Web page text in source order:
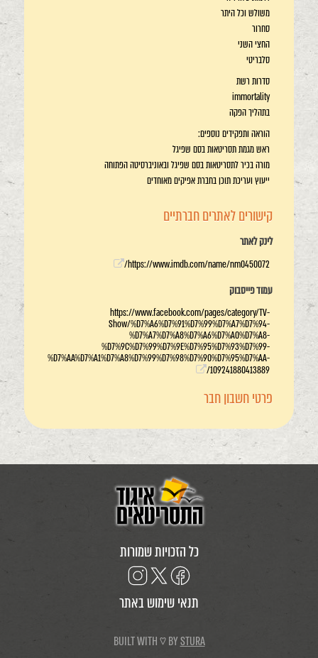
משולש וכל היתר
סחרור
החצי השני
סלבריטי
סדרות רשת
immortality
בתהליך הפקה
הוראה ותפקידים נוספים:
ראש מגמת תסריטאות בסם שפיגל
מורה בכיר לתסריטאות בסם שפיגל ובאוניברסיטה הפתוחה
ייעוץ ועריכת תוכן בחברת אפיקים מאוחדים
קישורים לאתרים חברתיים
לינק לאתר
https://www.imdb.com/name/nm0450072/
עמוד פייסבוק
https://www.facebook.com/pages/category/TV-
Show/%D7%A6%D7%91%D7%99%D7%A7%D7%94-
%D7%A7%D7%A8%D7%A6%D7%A0%D7%A8-
%D7%9C%D7%99%D7%9E%D7%95%D7%93%D7%99-
%D7%AA%D7%A1%D7%A8%D7%99%D7%98%D7%90%D7%95%D7%AA-
109241880413889/
פרטי חשבון חבר
כל הזכויות שמורות
תנאי שימוש באתר
BUILT WITH ♡ BYSTURA